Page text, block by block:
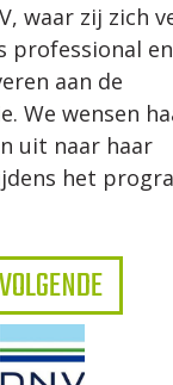
waar zij zich
professional
aan de
We wensen
uit naar haar
het
VOLGENDE